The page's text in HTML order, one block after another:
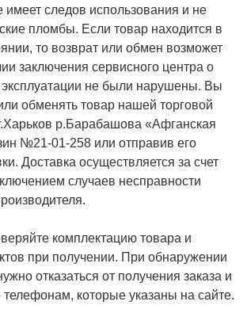
имеет следов использования и не
пломбы. Если товар находится в
то возврат или обмен возможет
заключения сервисного центра о
эксплуатации не были нарушены. Вы
обменять товар нашей торговой
р.Барабашова «Афганская
№21-01-258 или отправив его
Доставка осуществляется за счет
случаев несправности
комплектацию товара и
при получении. При обнаружении
отказаться от получения заказа и
которые указаны на сайте.